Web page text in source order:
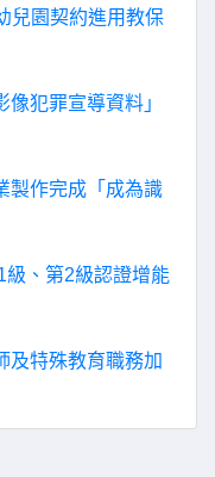
兒園契約進用教保
犯罪宣導資料」
製作完成「成為識
、第2級認證增能
及特殊教育職務加